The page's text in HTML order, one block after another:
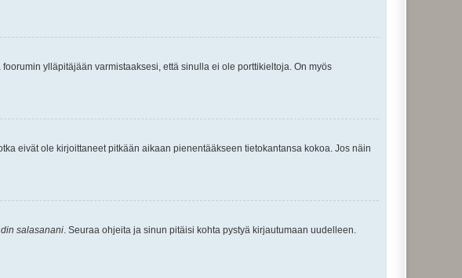
ylläpitäjään varmistaaksesi, että sinulla ei ole porttikieltoja. On myös
eivät ole kirjoittaneet pitkään aikaan pienentääkseen tietokantansa kokoa. Jos näin
salasanani . Seuraa ohjeita ja sinun pitäisi kohta pystyä kirjautumaan uudelleen.